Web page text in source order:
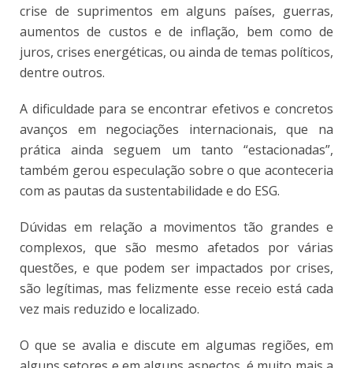
crise de suprimentos em alguns países, guerras,
aumentos de custos e de inflação, bem como de
juros, crises energéticas, ou ainda de temas políticos,
dentre outros.
A dificuldade para se encontrar efetivos e concretos
avanços em negociações internacionais, que na
prática ainda seguem um tanto “estacionadas”,
também gerou especulação sobre o que aconteceria
com as pautas da sustentabilidade e do ESG.
Dúvidas em relação a movimentos tão grandes e
complexos, que são mesmo afetados por várias
questões, e que podem ser impactados por crises,
são legítimas, mas felizmente esse receio está cada
vez mais reduzido e localizado.
O que se avalia e discute em algumas regiões, em